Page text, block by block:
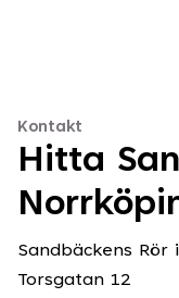
Kontakt
Hitta
Sandbäckens Rör
Torsgatan 12